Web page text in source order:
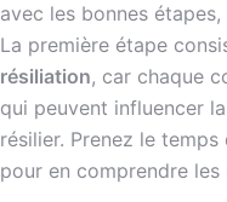
avec les bonnes
La première étape
résiliation, car chaque
qui peuvent influencer
résilier. Prenez le
pour en comprendre les